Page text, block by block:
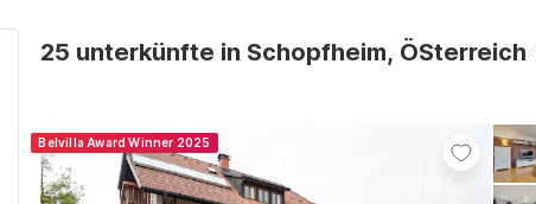
25 unterkünfte in Schopfheim, ÖSterreich
Belvilla Award Winner 2025